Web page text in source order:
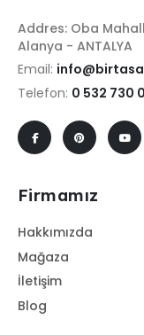
Addres: Oba
Alanya - ANTALYA
Email:
Telefon: 0 532 730
Firmamız
Hakkımızda
Mağaza
İletişim
Blog